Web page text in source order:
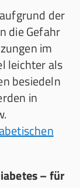
der
die Gefahr
im
leichter als
besiedeln
in
– für